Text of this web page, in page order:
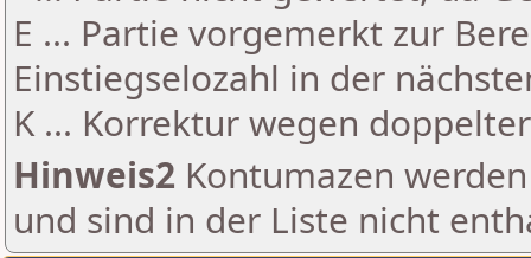
E ... Partie vorgemerkt zur
Einstiegselozahl in der
K ... Korrektur wegen
Hinweis2 Kontumazen
und sind in der Liste nicht